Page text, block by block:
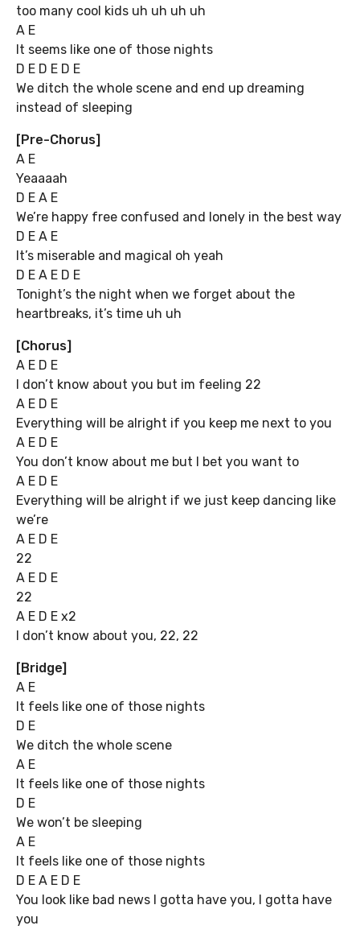
too many cool kids uh uh uh uh
A E
It seems like one of those nights
D E D E D E
We ditch the whole scene and end up dreaming
instead of sleeping
[Pre-Chorus]
A E
Yeaaaah
D E A E
We’re happy free confused and lonely in the best way
D E A E
It’s miserable and magical oh yeah
D E A E D E
Tonight’s the night when we forget about the
heartbreaks, it’s time uh uh
[Chorus]
A E D E
I don’t know about you but im feeling 22
A E D E
Everything will be alright if you keep me next to you
A E D E
You don’t know about me but I bet you want to
A E D E
Everything will be alright if we just keep dancing like
we’re
A E D E
22
A E D E
22
A E D E x2
I don’t know about you, 22, 22
[Bridge]
A E
It feels like one of those nights
D E
We ditch the whole scene
A E
It feels like one of those nights
D E
We won’t be sleeping
A E
It feels like one of those nights
D E A E D E
You look like bad news I gotta have you, I gotta have
you